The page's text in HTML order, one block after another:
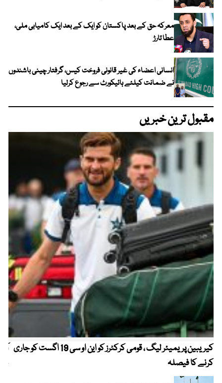
معرکہ حق کے بعد پاکستان کو ایک کے بعد ایک کامیابی ملی،
عطا تارڑ
انسانی اعضاء کی غیر قانونی فروخت کیس، گرفتار چینی باشندوں
نے ضمانت کیلئے ہائیکورٹ سے رجوع کرلیا
مقبول ترین خبریں
کیریبین پریمیئر لیگ ، قومی کرکٹرز کو این او سی 19 اگست کو جاری
کرنے کا فیصلہ